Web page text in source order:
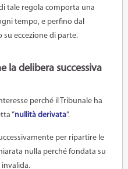
tale regola comporta una
tempo, e perfino dal
su eccezione di parte.
la delibera successiva
perché il Tribunale ha
“nullità derivata“.
per ripartire le
nulla perché fondata su